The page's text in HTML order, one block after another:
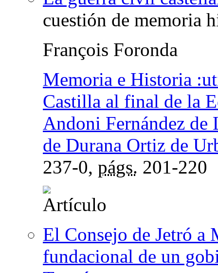
cuestión de memoria
François Foronda
Memoria e Historia
Castilla al final de la
Andoni Fernández de
de Durana Ortiz de
237-0, págs. 201-220
El Consejo de Jetró a
fundacional de un